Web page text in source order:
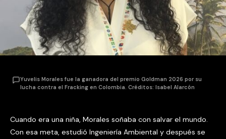
Yuvelis Morales fue la ganadora del premio Goldman 2026 por su
lucha contra el Fracking en Colombia. Créditos: Isabel Alarcón
Cuando era una niña, Morales soñaba con salvar el mundo.
Con esa meta, estudió Ingeniería Ambiental y después se